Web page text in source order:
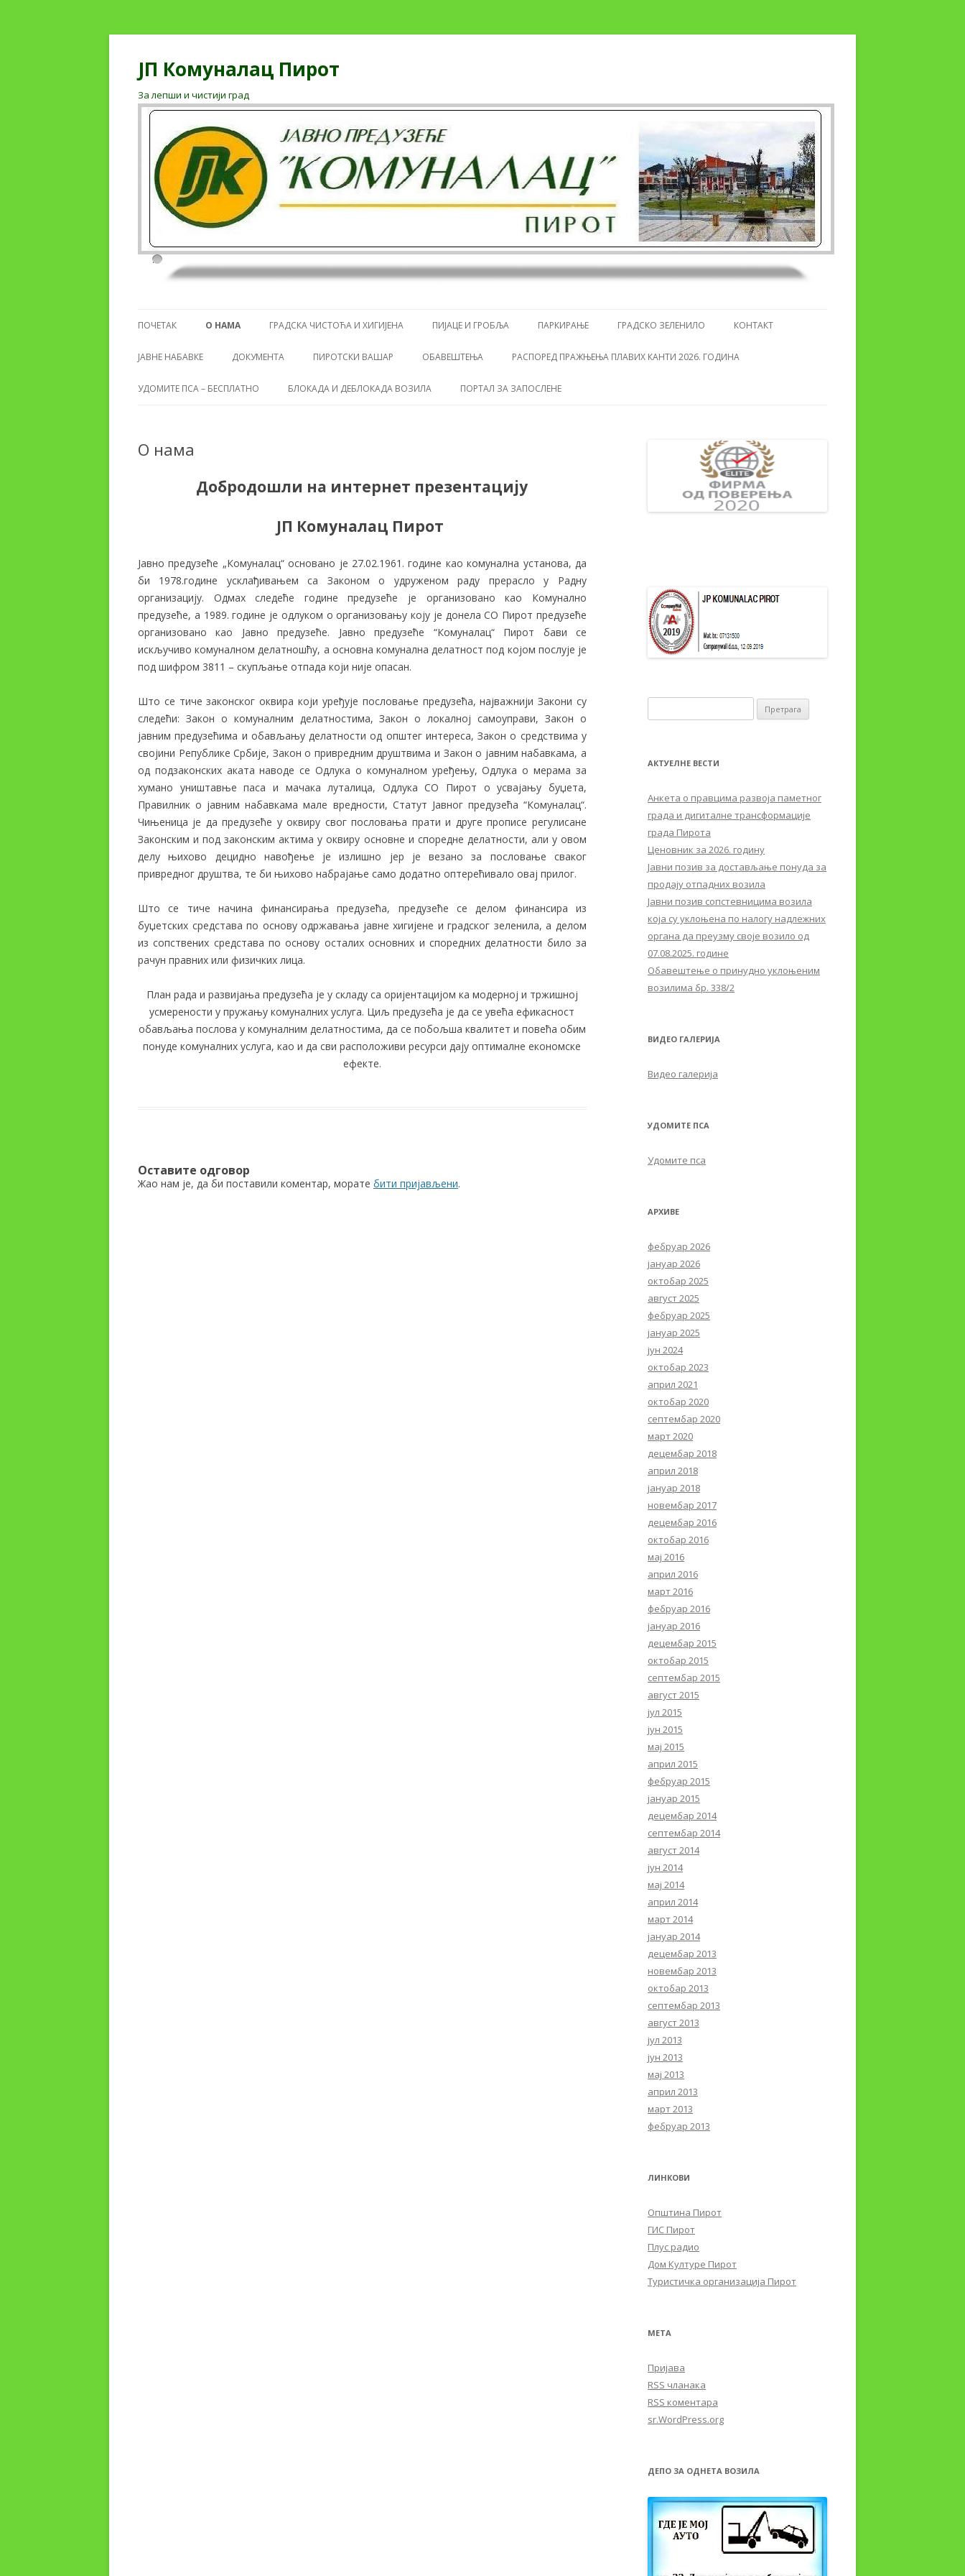
ЈП Комуналац Пирот
За лепши и чистији град
.
ПОЧЕТАК О НАМА ГРАДСКА ЧИСТОЋА И ХИГИЈЕНА ПИЈАЦЕ И ГРОБЉА ПАРКИРАЊЕ ГРАДСКО ЗЕЛЕНИЛО КОНТАКТ
ЈАВНЕ НАБАВКЕ ДОКУМЕНТА ПИРОТСКИ ВАШАР ОБАВЕШТЕЊА РАСПОРЕД ПРАЖЊЕЊА ПЛАВИХ КАНТИ 2026. ГОДИНА
УДОМИТЕ ПСА – БЕСПЛАТНО БЛОКАДА И ДЕБЛОКАДА ВОЗИЛА ПОРТАЛ ЗА ЗАПОСЛЕНЕ
О нама
Добродошли на интернет презентацију
ЈП Комуналац Пирот
Јавно предузеће „Комуналац“ основано је 27.02.1961. године као комунална установа, да
би 1978.године усклађивањем са Законом о удруженом раду прерасло у Радну
организацију. Одмах следеће године предузеће је организовано као Комунално
предузеће, а 1989. године је одлуком о организовању коју је донела СО Пирот предузеће
организовано као Јавно предузеће. Јавно предузеће “Комуналац“ Пирот бави се
искључиво комуналном делатношћу, а основна комунална делатност под којом послује је
под шифром 3811 – скупљање отпада који није опасан.
Што се тиче законског оквира који уређује пословање предузећа, најважнији Закони су
следећи: Закон о комуналним делатностима, Закон о локалној самоуправи, Закон о
јавним предузећима и обављању делатности од општег интереса, Закон о средствима у
својини Републике Србије, Закон о привредним друштвима и Закон о јавним набавкама, а
од подзаконских аката наводе се Одлука о комуналном уређењу, Одлука о мерама за
хумано уништавње паса и мачака луталица, Одлука СО Пирот о усвајању буџета,
Правилник о јавним набавкама мале вредности, Статут Јавног предузећа “Комуналац“.
Чињеница је да предузеће у оквиру свог пословања прати и друге прописе регулисане
Законским и под законским актима у оквиру основне и споредне делатности, али у овом
делу њихово децидно навођење је излишно јер је везано за пословање сваког
привредног друштва, те би њихово набрајање само додатно оптерећивало овај прилог.
Што се тиче начина финансирања предузећа, предузеће се делом финансира из
буџетских средстава по основу одржавања јавне хигијене и градског зеленила, а делом
из сопствених средстава по основу осталих основних и споредних делатности било за
рачун правних или физичких лица.
План рада и развијања предузећа је у складу са оријентацијом ка модерној и тржишној
усмерености у пружању комуналних услуга. Циљ предузећа је да се увећа ефикасност
обављања послова у комуналним делатностима, да се побољша квалитет и повећа обим
понуде комуналних услуга, као и да сви расположиви ресурси дају оптималне економске
ефекте.
Оставите одговор
Жао нам је, да би поставили коментар, морате бити пријављени.
АКТУЕЛНЕ ВЕСТИ
Aнкета о правцима развоја паметног
града и дигиталне трансформације
града Пирота
Ценовник за 2026. годину
Јавни позив за достављање понуда за
продају отпадних возила
Јавни позив сопстевницима возила
која су уклоњена по налогу надлежних
органа да преузму своје возило од
07.08.2025. године
Обавештењe о принудно уклоњеним
возилима бр. 338/2
ВИДЕО ГАЛЕРИЈА
Видео галерија
УДОМИТЕ ПСА
Удомите пса
АРХИВЕ
фебруар 2026
јануар 2026
октобар 2025
август 2025
фебруар 2025
јануар 2025
јун 2024
октобар 2023
април 2021
октобар 2020
септембар 2020
март 2020
децембар 2018
април 2018
јануар 2018
новембар 2017
децембар 2016
октобар 2016
мај 2016
април 2016
март 2016
фебруар 2016
јануар 2016
децембар 2015
октобар 2015
септембар 2015
август 2015
јул 2015
јун 2015
мај 2015
април 2015
фебруар 2015
јануар 2015
децембар 2014
септембар 2014
август 2014
јун 2014
мај 2014
април 2014
март 2014
јануар 2014
децембар 2013
новембар 2013
октобар 2013
септембар 2013
август 2013
јул 2013
јун 2013
мај 2013
април 2013
март 2013
фебруар 2013
ЛИНКОВИ
Општина Пирот
ГИС Пирот
Плус радио
Дом Културе Пирот
Туристичка организација Пирот
МЕТА
Пријава
RSS чланака
RSS коментара
sr.WordPress.org
ДЕПО ЗА ОДНЕТА ВОЗИЛА